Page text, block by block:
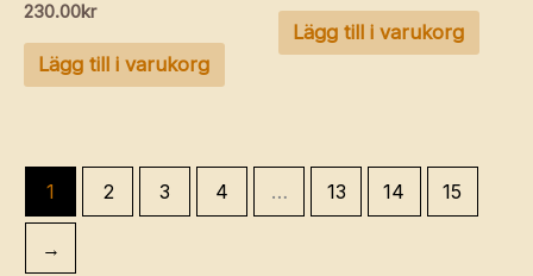
230.00kr
Lägg till i varukorg
Lägg till i varukorg
1 2 3 4 … 13 14 15
→